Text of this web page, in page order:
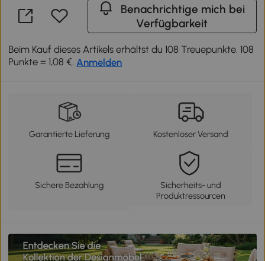
Benachrichtige mich bei
Verfügbarkeit
Beim Kauf dieses Artikels erhältst du 108 Treuepunkte. 108
Punkte = 1,08 €. Anmelden
Garantierte Lieferung Kostenloser Versand
Sichere Bezahlung
Sicherheits- und
Produktressourcen